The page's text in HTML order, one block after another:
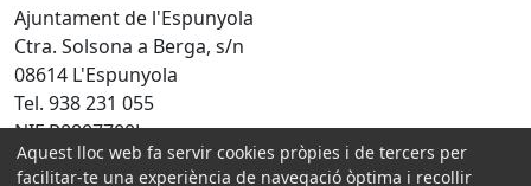
Ajuntament de l'Espunyola
Ctra. Solsona a Berga, s/n
08614 L'Espunyola
Tel. 938 231 055
NIF P0807700J
Amb la col·laboració de:
Aquest lloc web fa servir cookies pròpies i de tercers per
facilitar-te una experiència de navegació òptima i recollir